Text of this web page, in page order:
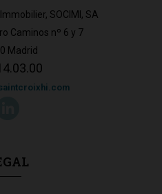
SOCIMI, SA
Caminos nº 6 y 7
Madrid